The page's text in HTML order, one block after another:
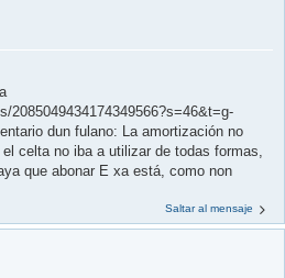
2085049434174349566?s=46&t=g-
dun fulano: La amortización no
celta no iba a utilizar de todas formas,
que abonar E xa está, como non
Saltar al mensaje